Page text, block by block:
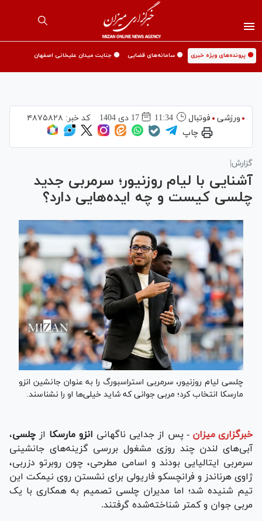
🟡 پرونده‌های ویژه خبری 🟡 سامانه‌های قضایی 🟡 جنایت میدان علیخانی اصفهان
ورزشی فوتبال 11:34 17 دی 1404 کد خبر: ۴۸۷۵۸۲۸
چاپ
گزارش|
آشنایی با لیام روزنیور؛ سرمربی جدید
چلسی کیست و چه ایده‌هایی دارد؟
چلسی لیام روزنیور، سرمربی استراسبورگ را به عنوان جانشین انزو
مارسکا انتخاب کرد؛ مربی جوانی که شاید خیلی‌ها او را نشناسند.
خبرگزاری میزان - پس از جدایی ناگهانی انزو مارسکا از چلسی،
آبی‌های لندن چند روزی مشغول بررسی گزینه‌های جانشینی
سرمربی ایتالیایی بودند و اسامی مطرحی، چون روبرتو دزربی،
ژاوی هرناندز و فرانچسکو فاریولی برای نشستن روی نیمکت این
تیم شنیده شد؛ اما مدیران چلسی تصمیم به همکاری با یک
مربی جوان و کمتر شناخته‌شده گرفتند.